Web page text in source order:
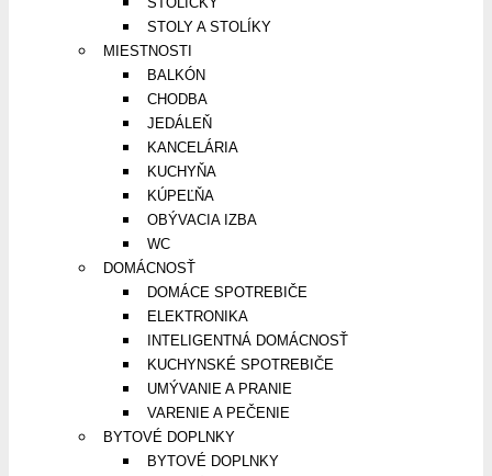
STOLY A STOLÍKY
MIESTNOSTI
BALKÓN
CHODBA
JEDÁLEŇ
KANCELÁRIA
KUCHYŇA
KÚPEĽŇA
OBÝVACIA IZBA
WC
DOMÁCNOSŤ
DOMÁCE SPOTREBIČE
ELEKTRONIKA
INTELIGENTNÁ DOMÁCNOSŤ
KUCHYNSKÉ SPOTREBIČE
UMÝVANIE A PRANIE
VARENIE A PEČENIE
BYTOVÉ DOPLNKY
BYTOVÉ DOPLNKY